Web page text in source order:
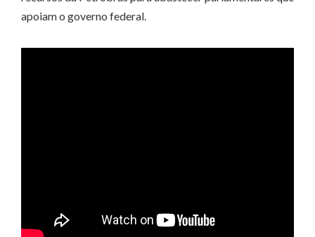
apoiam o governo federal.